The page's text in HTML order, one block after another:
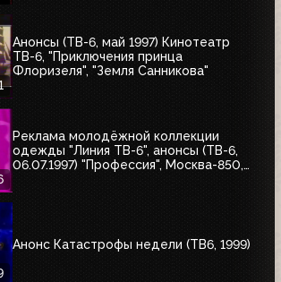
Анонсы (ТВ-6, май 1997) Кинотеатр
ТВ-6, "Приключения принца
Флоризеля", "Земля Санникова"
Реклама молодёжной коллекции
одежды "Линия ТВ-6", анонсы (ТВ-6,
06.07.1997) "Профессия", Москва-850,
Анонс Катастрофы недели (ТВ6, 1999)